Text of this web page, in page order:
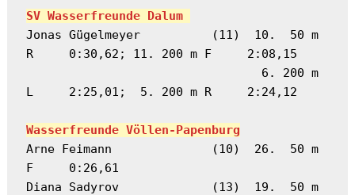
SV Wasserfreunde Dalum
Jonas Gügelmeyer          (11)  10.  50 m
R     0:30,62; 11. 200 m F     2:08,15
L     2:25,01;  5. 200 m R     2:24,12
Wasserfreunde Völlen-Papenburg
Arne Feimann              (10)  26.  50 m
F     0:26,61
Diana Sadyrov             (13)  19.  50 m